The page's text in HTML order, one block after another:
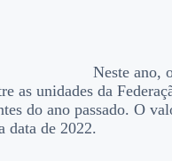
Neste ano,
as unidades da
do ano passado. O
data de 2022.